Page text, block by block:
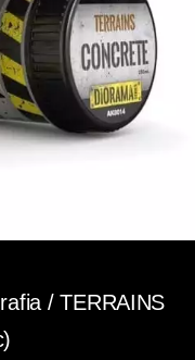
/ TERRAINS